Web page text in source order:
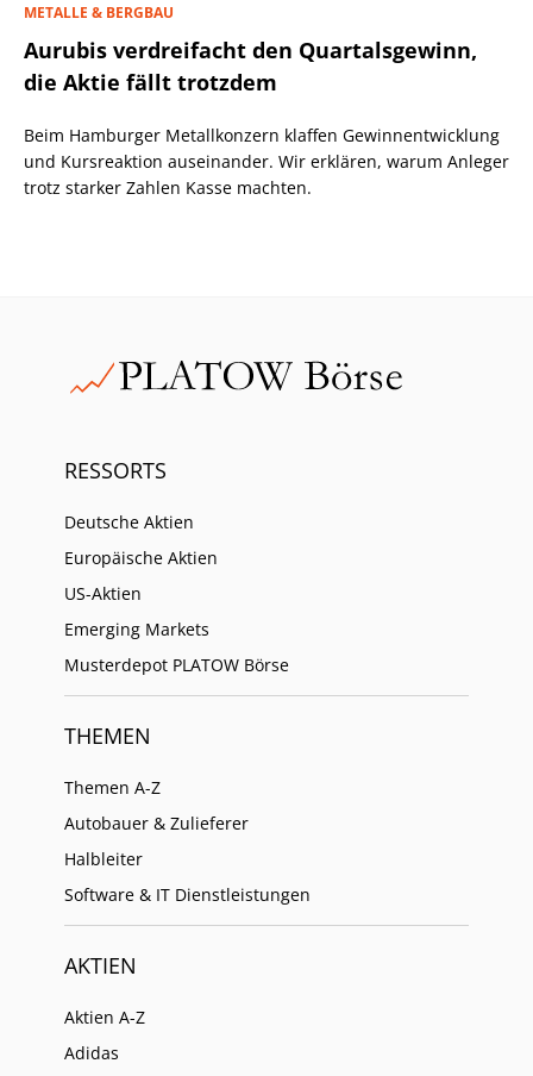
METALLE & BERGBAU
Aurubis verdreifacht den Quartalsgewinn,
die Aktie fällt trotzdem
Beim Hamburger Metallkonzern klaffen Gewinnentwicklung
und Kursreaktion auseinander. Wir erklären, warum Anleger
trotz starker Zahlen Kasse machten.
RESSORTS
Deutsche Aktien
Europäische Aktien
US-Aktien
Emerging Markets
Musterdepot PLATOW Börse
THEMEN
Themen A-Z
Autobauer & Zulieferer
Halbleiter
Software & IT Dienstleistungen
AKTIEN
Aktien A-Z
Adidas